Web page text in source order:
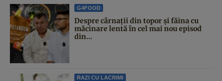
G4FOOD
Despre cârnații din topor și făina cu
măcinare lentă în cel mai nou episod
din...
RAZI CU LACRIMI